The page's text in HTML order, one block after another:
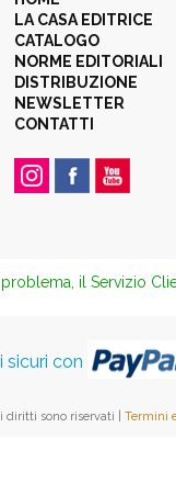
LA CASA EDITRICE
CATALOGO
NORME EDITORIALI
DISTRIBUZIONE
NEWSLETTER
CONTATTI
il Servizio
sicuri con
diritti sono riservati | Termini